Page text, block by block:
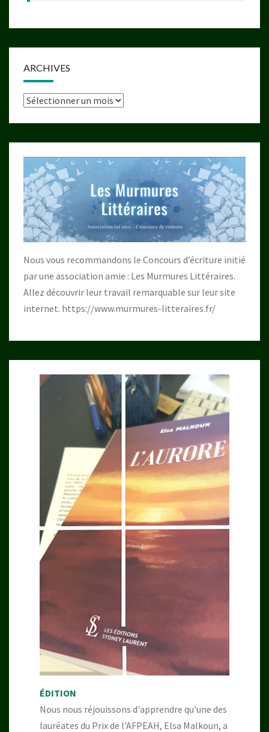
ARCHIVES
Archives
Nous vous recommandons le Concours d’écriture initié
par une association amie : Les Murmures Littéraires.
Allez découvrir leur travail remarquable sur leur site
internet. https://www.murmures-litteraires.fr/
ÉDITION
Nous nous réjouissons d'apprendre qu'une des
lauréates du Prix de l'AFPEAH, Elsa Malkoun, a